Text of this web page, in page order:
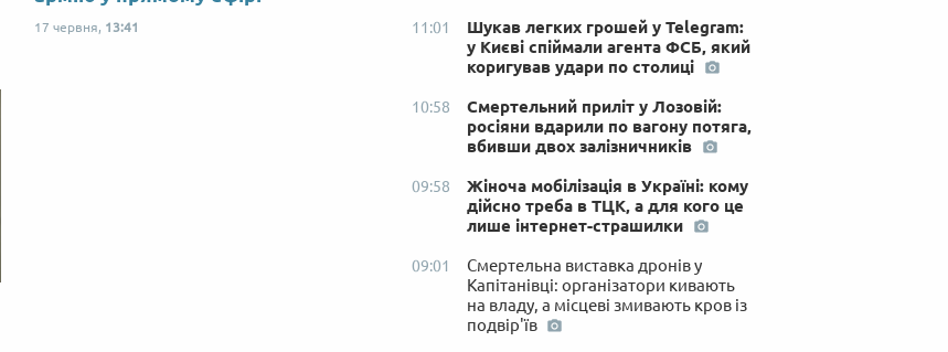
17 червня, 13:41 11:01
Шукав легких грошей у Telegram:
у Києві спіймали агента ФСБ, який
коригував удари по столиці
10:58
Смертельний приліт у Лозовій:
росіяни вдарили по вагону потяга,
вбивши двох залізничників
09:58
Жіноча мобілізація в Україні: кому
дійсно треба в ТЦК, а для кого це
лише інтернет-страшилки
09:01
Смертельна виставка дронів у
Капітанівці: організатори кивають
на владу, а місцеві змивають кров із
подвір'їв